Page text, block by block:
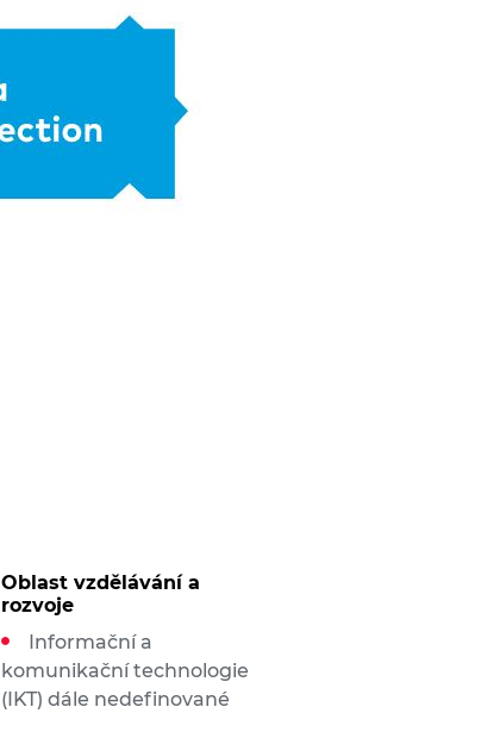
Oblast vzdělávání a
rozvoje
Informační a
komunikační technologie
(IKT) dále nedefinované